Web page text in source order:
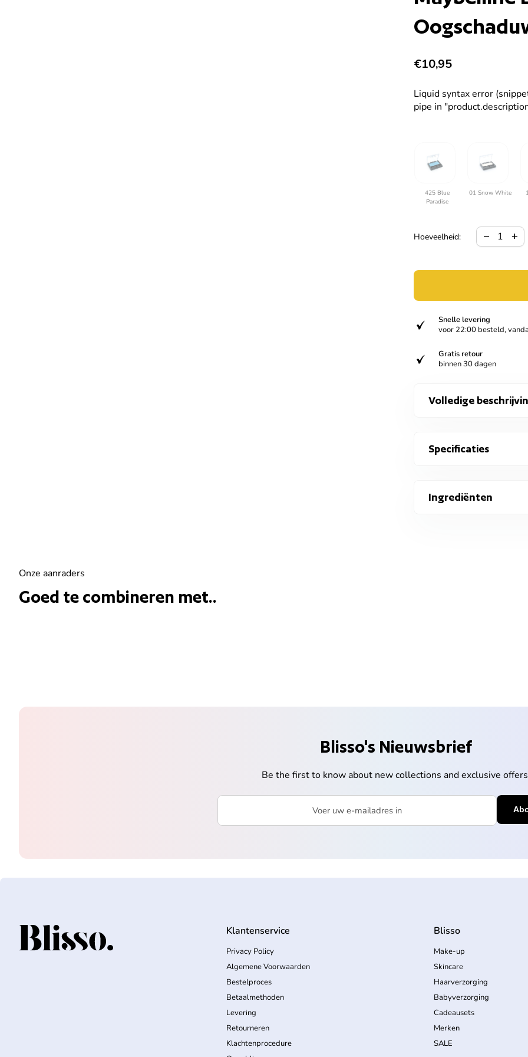
Normale prijs
€10,95
Liquid syntax error
pipe in
425 Blue
Paradise
01 Snow White
Hoeveelheid: remove add
verified
Snelle levering
voor 22:00 besteld,
verified
Gratis retour
binnen 30 dagen
Volledige
Specificaties
Ingrediënten
Onze aanraders
Goed te combineren met..
Blisso's Nieuwsbrief
Be the first to know about new collections and exclusive
Voer uw e-mailadres in
Home Klantenservice
Privacy Policy
Algemene Voorwaarden
Bestelproces
Betaalmethoden
Levering
Retourneren
Klachtenprocedure
Blisso
Make-up
Skincare
Haarverzorging
Babyverzorging
Cadeausets
Merken
SALE